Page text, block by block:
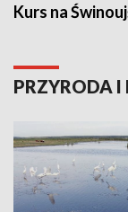
Kurs na
PRZYRODA